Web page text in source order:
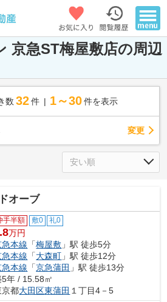
京急ST梅屋敷店の周辺
数 32 件 1～30 件を表示
変更
オーブ
手半額 敷0 礼0
万円
急本線 「梅屋敷 」駅 徒歩5分
急本線 「大森町 」駅 徒歩12分
急本線 「京急蒲田 」駅 徒歩13分
5年 / 15.58㎡
京都大田区東蒲田 １丁目4－5